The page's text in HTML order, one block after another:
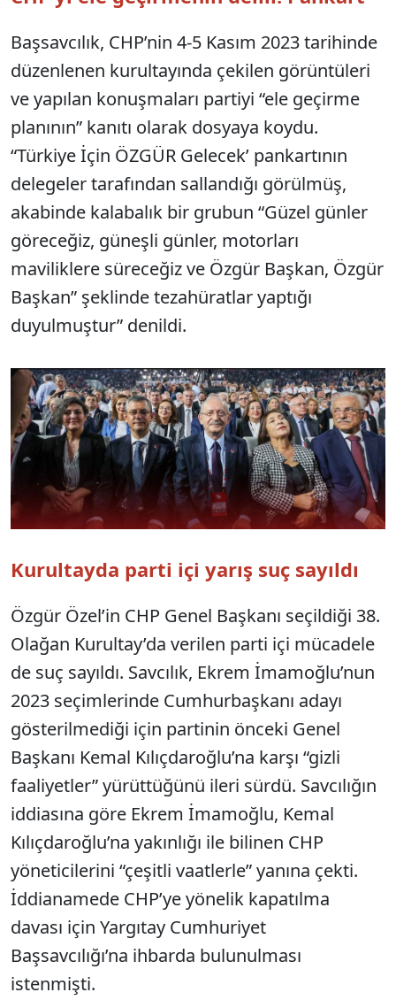
Başsavcılık, CHP’nin 4-5 Kasım 2023 tarihinde
düzenlenen kurultayında çekilen görüntüleri
ve yapılan konuşmaları partiyi “ele geçirme
planının” kanıtı olarak dosyaya koydu.
“Türkiye İçin ÖZGÜR Gelecek’ pankartının
delegeler tarafından sallandığı görülmüş,
akabinde kalabalık bir grubun “Güzel günler
göreceğiz, güneşli günler, motorları
maviliklere süreceğiz ve Özgür Başkan, Özgür
Başkan” şeklinde tezahüratlar yaptığı
duyulmuştur” denildi.
Kurultayda parti içi yarış suç sayıldı
Özgür Özel’in CHP Genel Başkanı seçildiği 38.
Olağan Kurultay’da verilen parti içi mücadele
de suç sayıldı. Savcılık, Ekrem İmamoğlu’nun
2023 seçimlerinde Cumhurbaşkanı adayı
gösterilmediği için partinin önceki Genel
Başkanı Kemal Kılıçdaroğlu’na karşı “gizli
faaliyetler” yürüttüğünü ileri sürdü. Savcılığın
iddiasına göre Ekrem İmamoğlu, Kemal
Kılıçdaroğlu’na yakınlığı ile bilinen CHP
yöneticilerini “çeşitli vaatlerle” yanına çekti.
İddianamede CHP’ye yönelik kapatılma
davası için Yargıtay Cumhuriyet
Başsavcılığı’na ihbarda bulunulması
istenmişti.